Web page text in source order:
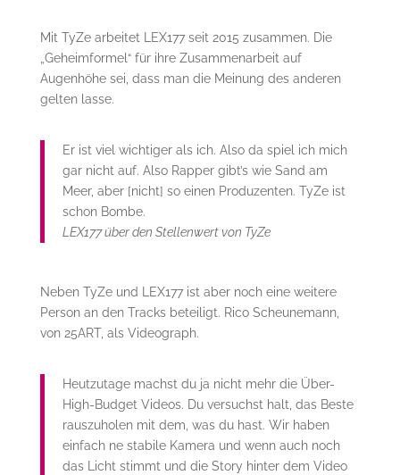
Mit TyZe arbeitet LEX177 seit 2015 zusammen. Die
„Geheimformel“ für ihre Zusammenarbeit auf
Augenhöhe sei, dass man die Meinung des anderen
gelten lasse.
Er ist viel wichtiger als ich. Also da spiel ich mich
gar nicht auf. Also Rapper gibt’s wie Sand am
Meer, aber [nicht] so einen Produzenten. TyZe ist
schon Bombe.
LEX177 über den Stellenwert von TyZe
Neben TyZe und LEX177 ist aber noch eine weitere
Person an den Tracks beteiligt. Rico Scheunemann,
von 25ART, als Videograph.
Heutzutage machst du ja nicht mehr die Über-
High-Budget Videos. Du versuchst halt, das Beste
rauszuholen mit dem, was du hast. Wir haben
einfach ne stabile Kamera und wenn auch noch
das Licht stimmt und die Story hinter dem Video